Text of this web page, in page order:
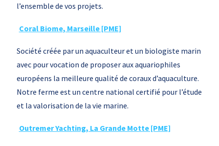
l’ensemble de vos projets.
Coral Biome, Marseille [PME]
Société créée par un aquaculteur et un biologiste marin
avec pour vocation de proposer aux aquariophiles
européens la meilleure qualité de coraux d’aquaculture.
Notre ferme est un centre national certifié pour l’étude
et la valorisation de la vie marine.
Outremer Yachting, La Grande Motte [PME]